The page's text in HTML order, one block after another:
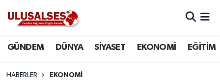
GÜNDEM DÜNYA SİYASET EKONOMİ EĞİTİM
HABERLER EKONOMİ
DÜNYA
Trafik Durumu